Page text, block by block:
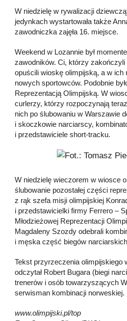
W niedzielę w rywalizacji
jedynkach wystartowała także
zawodniczka zajęła 16. miejsce.
Weekend w Lozannie był
zawodników. Ci, którzy
opuścili wioskę olimpijską, a w ich
nowych sportowców. Podobnie
Reprezentacją Olimpijską. W
curlerzy, którzy rozpoczynają
nich po ślubowaniu w Warszawie
i skoczkowie narciarscy,
i przedstawiciele short-tracku.
W niedzielę wieczorem w wiosce
ślubowanie pozostałej części
z rąk szefa misji olimpijskiej
i przedstawicielki firmy Ferrero –
Młodzieżowej Reprezentacji
Magdaleny Szozdy odebrali
i męska część biegów
Tekst przyrzeczenia olimpijskiego
odczytał Robert Bugara (biegi
trenerów i osób towarzyszących
serwisman kombinacji norweskiej.
www.olimpijski.pl/top